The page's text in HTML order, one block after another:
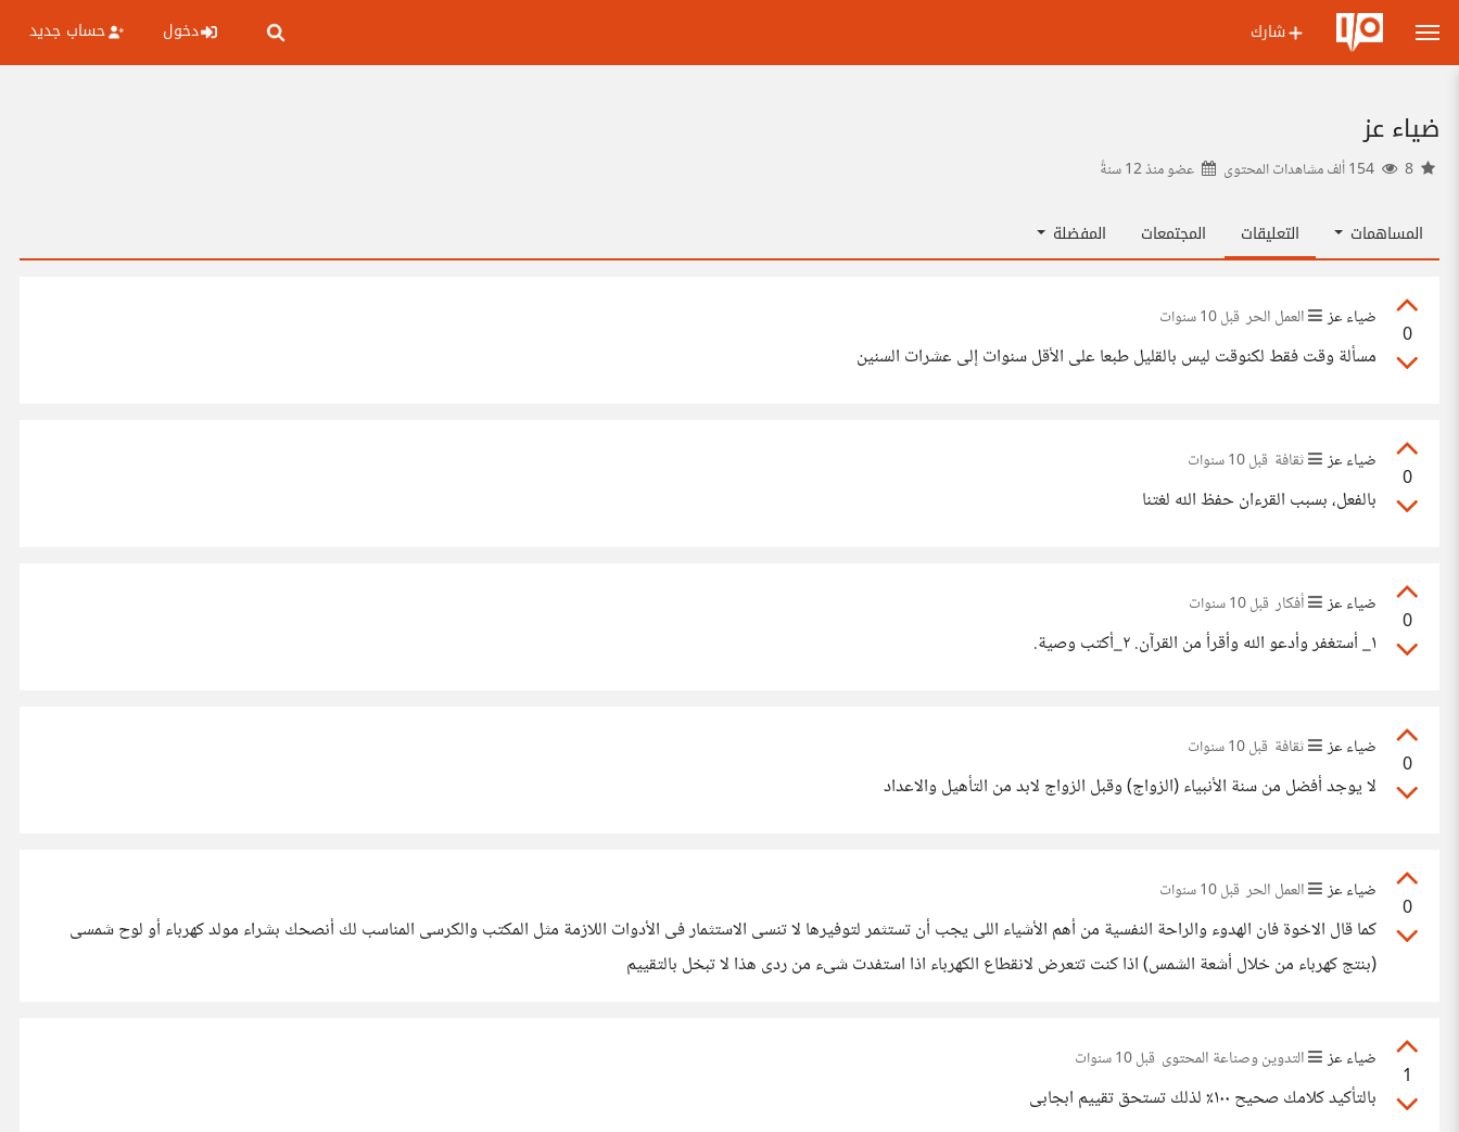
شارك دخول حساب جديد
ضياء عز
عضو منذ12 سنةً
المساهمات التعليقات المجتمعات المفضلة
0
ضياء عز العمل الحر قبل 10 سنوات
مسألة وقت فقط لكنوقت ليس بالقليل طبعا على الأقل سنوات إلى عشرات السنين
0
ضياء عز ثقافة قبل 10 سنوات
بالفعل، بسبب القرءان حفظ الله لغتنا
0
ضياء عز أفكار قبل 10 سنوات
١_ أستغفر وأدعو الله وأقرأ من القرآن. ٢_أكتب وصية.
0
ضياء عز ثقافة قبل 10 سنوات
لا يوجد أفضل من سنة الأنبياء (الزواج) وقبل الزواج لابد من التأهيل والاعداد
0
ضياء عز العمل الحر قبل 10 سنوات
كما قال الاخوة فان الهدوء والراحة النفسية من أهم الأشياء اللى يجب أن تستثمر لتوفيرها لا تنسى الاستثمار فى الأدوات اللازمة مثل المكتب والكرسى المناسب لك أنصحك بشراء مولد كهرباء أو لوح شمسى
(بنتج كهرباء من خلال أشعة الشمس) اذا كنت تتعرض لانقطاع الكهرباء اذا استفدت شىء من ردى هذا لا تبخل بالتقييم
1
ضياء عز التدوين وصناعة المحتوى قبل 10 سنوات
بالتأكيد كلامك صحيح ١٠٠٪ لذلك تستحق تقييم ابجابى